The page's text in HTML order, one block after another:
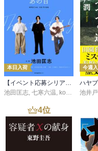
本日入荷
【イベント応募シリアルコード付】池田匡志出演・オーディオフォトブック「あの日」SPECIAL EDITION（音声／動画付）
池田匡志, 七寒六温, konoko58 ,村
今週
池井
4位